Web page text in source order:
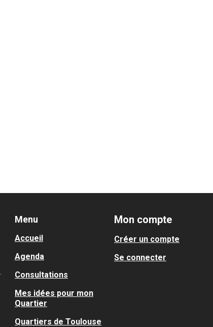
Menu
Accueil
Agenda
Consultations
Mes idées pour mon
Quartier
Quartiers de Toulouse
Mon compte
Créer un compte
Se connecter